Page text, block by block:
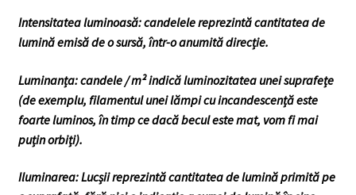
Intensitatea luminoasă: candelele reprezintă cantitatea de
lumină emisă de o sursă, într-o anumită direcție.
Luminanța: candele / m² indică luminozitatea unei suprafețe
(de exemplu, filamentul unei lămpi cu incandescență este
foarte luminos, în timp ce dacă becul este mat, vom fi mai
puțin orbiți).
Iluminarea: Lucșii reprezintă cantitatea de lumină primită pe